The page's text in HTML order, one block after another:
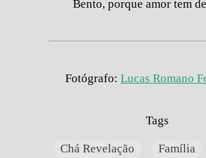
Bento, porque amor tem
Fotógrafo: Lucas Romano
Tags
Chá Revelação Família